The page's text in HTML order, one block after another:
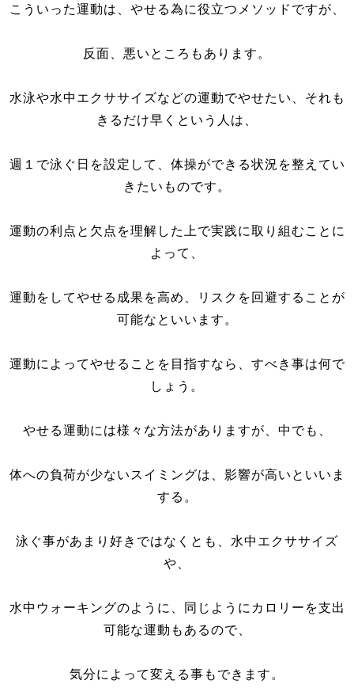
こういった運動は、やせる為に役立つメソッドですが、
反面、悪いところもあります。
水泳や水中エクササイズなどの運動でやせたい、それも
きるだけ早くという人は、
週１で泳ぐ日を設定して、体操ができる状況を整えてい
きたいものです。
運動の利点と欠点を理解した上で実践に取り組むことに
よって、
運動をしてやせる成果を高め、リスクを回避することが
可能なといいます。
運動によってやせることを目指すなら、すべき事は何で
しょう。
やせる運動には様々な方法がありますが、中でも、
体への負荷が少ないスイミングは、影響が高いといいま
する。
泳ぐ事があまり好きではなくとも、水中エクササイズ
や、
水中ウォーキングのように、同じようにカロリーを支出
可能な運動もあるので、
気分によって変える事もできます。